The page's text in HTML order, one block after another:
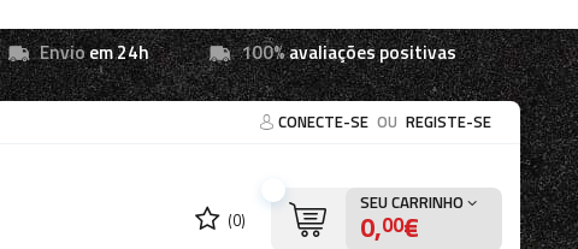
Envioem 24h 100%avaliações positivas
CONECTE-SE OU REGISTE-SE
(0)
SEU CARRINHO
0,00€